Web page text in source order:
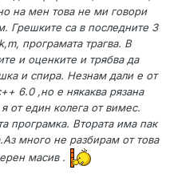
на мен това не ми говори
Грешките са в последните 3
програмата трагва. В
и оценките и трябва да
и спира. Незнам дали е от
6.0 ,но е някаква рязана
от един колега от вимес.
програмка. Втората има пак
много не разбирам от това
масив .